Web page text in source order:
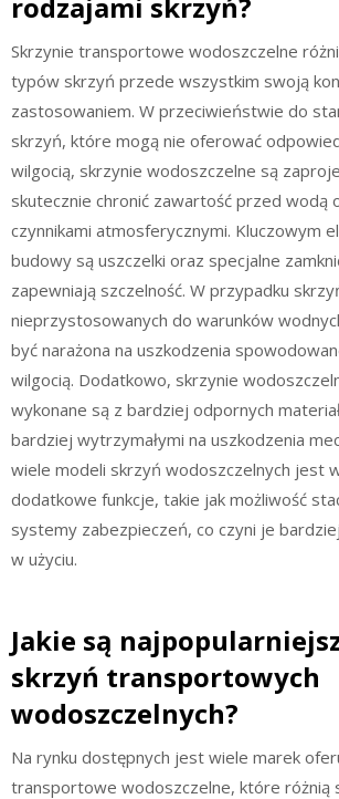
rodzajami skrzyń?
Skrzynie transportowe wodoszczelne
typów skrzyń przede wszystkim swoją
zastosowaniem. W przeciwieństwie do
skrzyń, które mogą nie oferować
wilgocią, skrzynie wodoszczelne są
skutecznie chronić zawartość przed wodą
czynnikami atmosferycznymi. Kluczowym
budowy są uszczelki oraz specjalne
zapewniają szczelność. W przypadku
nieprzystosowanych do warunków
być narażona na uszkodzenia
wilgocią. Dodatkowo, skrzynie
wykonane są z bardziej odpornych
bardziej wytrzymałymi na uszkodzenia
wiele modeli skrzyń wodoszczelnych jest
dodatkowe funkcje, takie jak możliwość
systemy zabezpieczeń, co czyni je
w użyciu.
Jakie są
skrzyń transportowych
wodoszczelnych?
Na rynku dostępnych jest wiele marek
transportowe wodoszczelne, które różnią